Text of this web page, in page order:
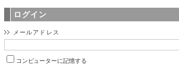
ログイン
メールアドレス
コンピューターに記憶する